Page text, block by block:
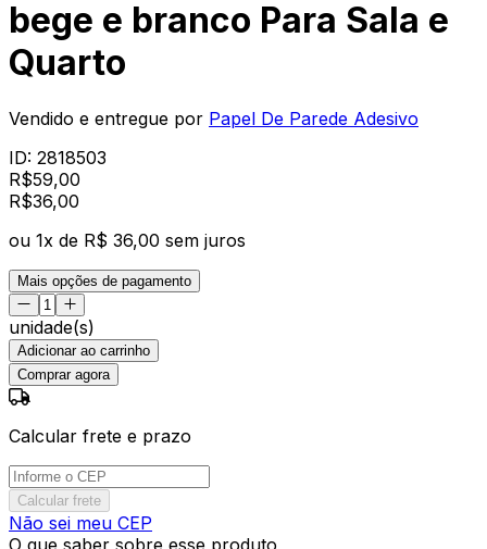
bege e branco Para Sala e
Quarto
Vendido e entregue por Papel De Parede Adesivo
ID: 2818503
R$59,00
R$36,00
ou 1x de R$ 36,00 sem juros
Mais opções de pagamento
unidade(s)
Adicionar ao carrinho
Comprar agora
Calcular frete e prazo
Calcular frete
Não sei meu CEP
O que saber sobre esse produto